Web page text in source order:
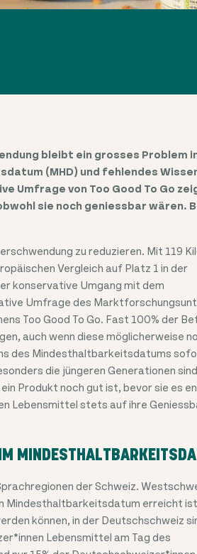
bleibt ein grosses Problem
(MHD) und fehlendes
Umfrage von Too Good To Go
sie noch geniessbar wären.
zu reduzieren. Mit 119
Vergleich auf Platz 1 in der
konservative Umgang mit dem
Umfrage des
Too Good To Go. Fast 100% der
auch wenn diese möglicherweise
des Mindesthaltbarkeitsdatums
die jüngeren Generationen
Produkt noch gut ist, bevor sie es
Lebensmittel stets auf ihre
der Schweiz.
erreicht
können, in der Deutschschweiz
Lebensmittel am Tag des